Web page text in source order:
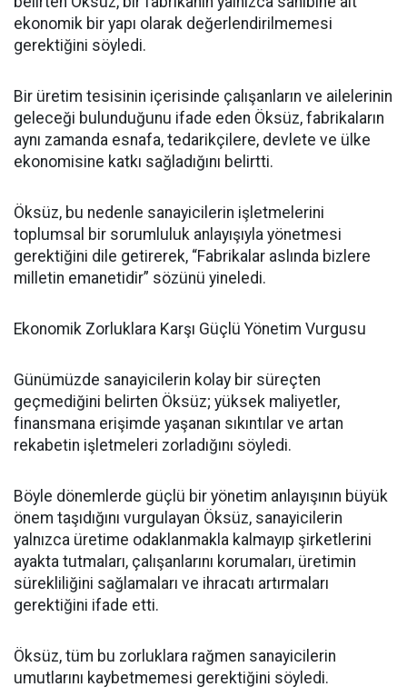
ekonomik bir yapı olarak değerlendirilmemesi
gerektiğini söyledi.
Bir üretim tesisinin içerisinde çalışanların ve ailelerinin
geleceği bulunduğunu ifade eden Öksüz, fabrikaların
aynı zamanda esnafa, tedarikçilere, devlete ve ülke
ekonomisine katkı sağladığını belirtti.
Öksüz, bu nedenle sanayicilerin işletmelerini
toplumsal bir sorumluluk anlayışıyla yönetmesi
gerektiğini dile getirerek, “Fabrikalar aslında bizlere
milletin emanetidir” sözünü yineledi.
Ekonomik Zorluklara Karşı Güçlü Yönetim Vurgusu
Günümüzde sanayicilerin kolay bir süreçten
geçmediğini belirten Öksüz; yüksek maliyetler,
finansmana erişimde yaşanan sıkıntılar ve artan
rekabetin işletmeleri zorladığını söyledi.
Böyle dönemlerde güçlü bir yönetim anlayışının büyük
önem taşıdığını vurgulayan Öksüz, sanayicilerin
yalnızca üretime odaklanmakla kalmayıp şirketlerini
ayakta tutmaları, çalışanlarını korumaları, üretimin
sürekliliğini sağlamaları ve ihracatı artırmaları
gerektiğini ifade etti.
Öksüz, tüm bu zorluklara rağmen sanayicilerin
umutlarını kaybetmemesi gerektiğini söyledi.